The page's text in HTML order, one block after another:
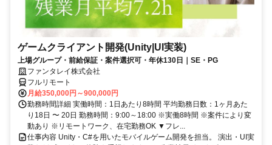
ゲームクライアント開発(Unity|UI実装)
上場グループ・前給保証・案件選択可・年休130日｜SE・PG
ファンタレイ株式会社
フルリモート
月給350,000円～900,000円
勤務時間詳細 実働時間：1日あたり8時間 平均勤務日数：1ヶ月あた
り18日 〜 20日 勤務時間：9:00～18:00 ※実働8時間 ※案件により変
動あり ※リモートワーク、在宅勤務OK ▼フレ...
仕事内容 Unity・C#を用いたモバイルゲーム開発を担当。 演出・UI実